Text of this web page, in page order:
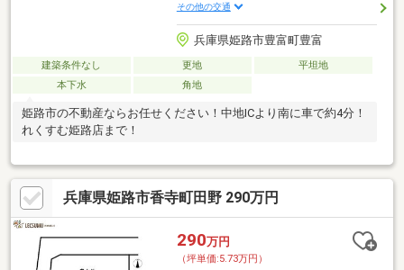
その他の交通
兵庫県姫路市豊富町豊富
建築条件なし 更地
平坦地
本下水
角地
姫路市の不動産ならお任せください！中地ICより南に車で約4分！
れくすむ姫路店まで！
兵庫県姫路市香寺町田野 290万円
290万円
（坪単価:5.73万円）